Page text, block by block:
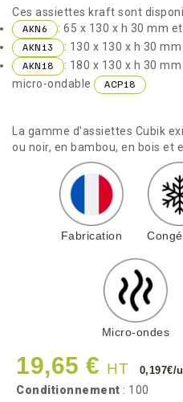
Ces assiettes kraft sont
AKN6 : 65 x 130 x h 30 mm
AKN13
: 130 x 130 x h 30
AKN18
: 180 x 130 x h 30
micro-ondable
ACP18
La gamme d'assiettes Cubik
ou noir, en bambou, en bois et
Fabrication
Micro-ondes
19,65 € HT 0,197€/
Conditionnement : 100